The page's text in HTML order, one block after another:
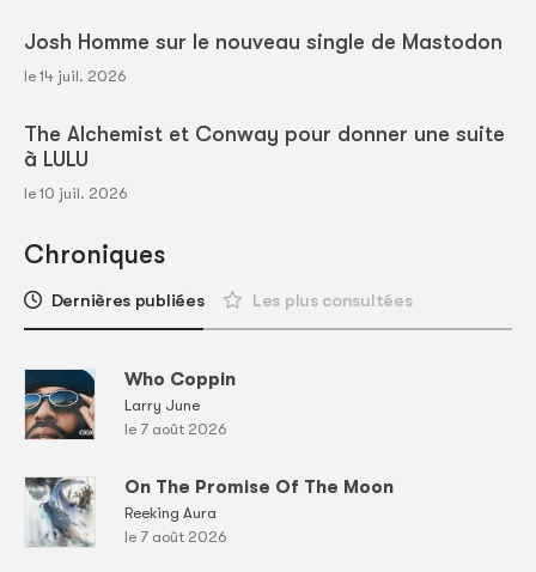
Josh Homme sur le nouveau single de Mastodon
le 14 juil. 2026
The Alchemist et Conway pour donner une suite
à LULU
le 10 juil. 2026
Chroniques
Dernières publiées Les plus consultées
Who Coppin
Larry June
le 7 août 2026
On The Promise Of The Moon
Reeking Aura
le 7 août 2026